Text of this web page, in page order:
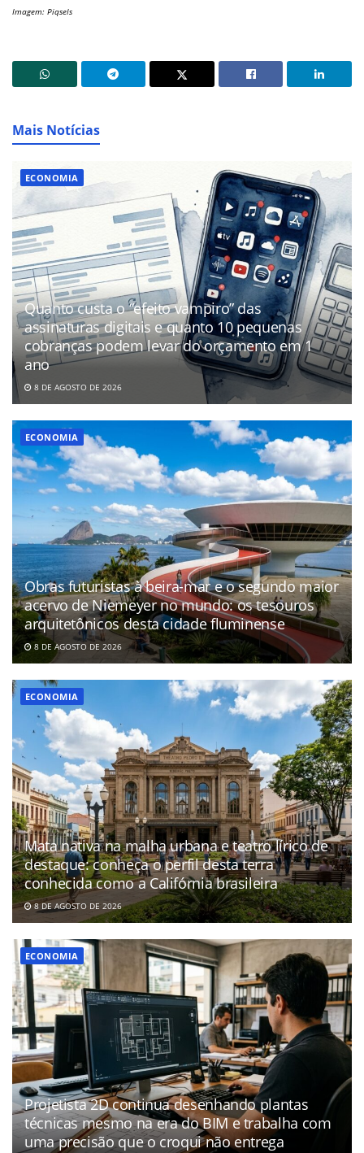
Imagem: Piqsels
Mais Notícias
ECONOMIA
Quanto custa o “efeito vampiro” das
assinaturas digitais e quanto 10 pequenas
cobranças podem levar do orçamento em 1
ano
8 DE AGOSTO DE 2026
ECONOMIA
Obras futuristas à beira-mar e o segundo maior
acervo de Niemeyer no mundo: os tesouros
arquitetônicos desta cidade fluminense
8 DE AGOSTO DE 2026
ECONOMIA
Mata nativa na malha urbana e teatro lírico de
destaque: conheça o perfil desta terra
conhecida como a Califórnia brasileira
8 DE AGOSTO DE 2026
ECONOMIA
Projetista 2D continua desenhando plantas
técnicas mesmo na era do BIM e trabalha com
uma precisão que o croqui não entrega